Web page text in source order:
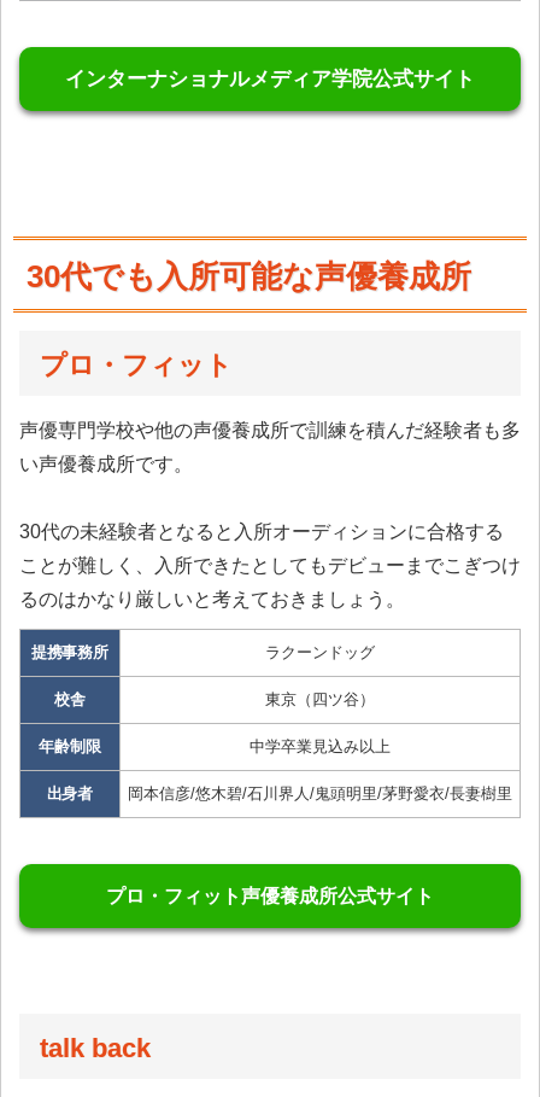
インターナショナルメディア学院公式サイト
30代でも入所可能な声優養成所
プロ・フィット
声優専門学校や他の声優養成所で訓練を積んだ経験者も多
い声優養成所です。
30代の未経験者となると入所オーディションに合格する
ことが難しく、入所できたとしてもデビューまでこぎつけ
るのはかなり厳しいと考えておきましょう。
提携事務所 ラクーンドッグ
校舎 東京（四ツ谷）
年齢制限 中学卒業見込み以上
出身者 岡本信彦/悠木碧/石川界人/鬼頭明里/茅野愛衣/長妻樹里
プロ・フィット声優養成所公式サイト
talk back